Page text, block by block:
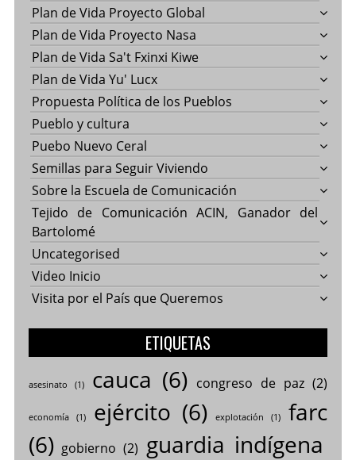
Plan de Vida Proyecto Global
Plan de Vida Proyecto Nasa
Plan de Vida Sa't Fxinxi Kiwe
Plan de Vida Yu' Lucx
Propuesta Política de los Pueblos
Pueblo y cultura
Puebo Nuevo Ceral
Semillas para Seguir Viviendo
Sobre la Escuela de Comunicación
Tejido de Comunicación ACIN, Ganador del
Bartolomé
Uncategorised
Video Inicio
Visita por el País que Queremos
ETIQUETAS
asesinato (1) cauca (6) congreso de paz(2)
economía(1) ejército (6) explotación (1)
farc
(6) gobierno (2) guardia indígena